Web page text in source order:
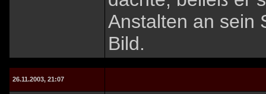
Anstalten an sein
Bild.
26.11.2003, 21:07